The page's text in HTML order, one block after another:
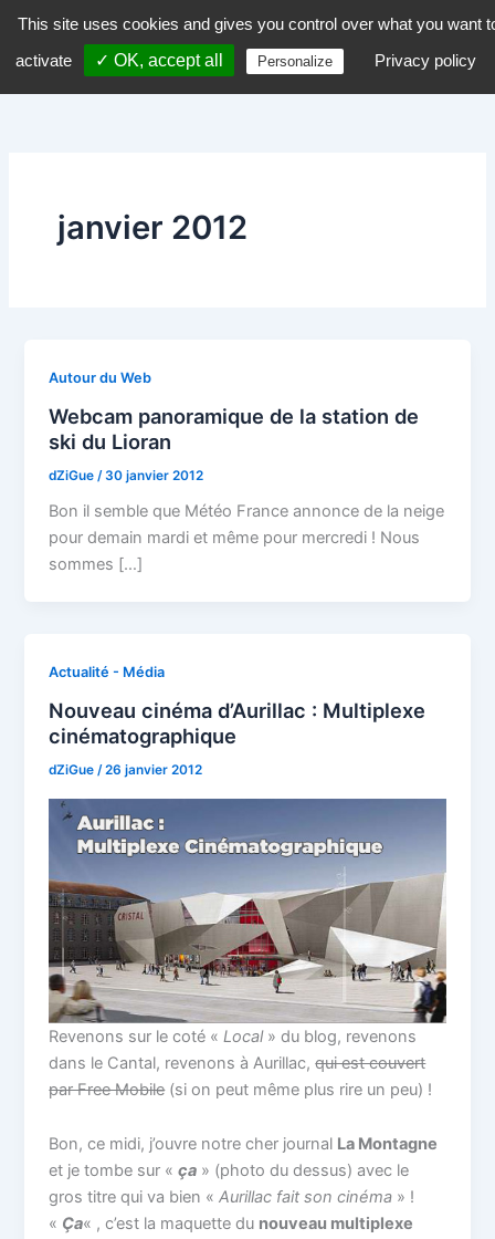
contenu
dZiGue
janvier 2012
Autour du Web
Webcam panoramique de la station de
ski du Lioran
dZiGue /30 janvier 2012
Bon il semble que Météo France annonce de la neige
pour demain mardi et même pour mercredi ! Nous
sommes […]
Actualité - Média
Nouveau cinéma d’Aurillac : Multiplexe
cinématographique
dZiGue/26 janvier 2012
Revenons sur le coté «Local» du blog, revenons
dans le Cantal, revenons à Aurillac,qui est couvert
par Free Mobile(si on peut même plus rire un peu) !
Bon, ce midi, j’ouvre notre cher journal La Montagne
et je tombe sur «ça » (photo du dessus) avec le
gros titre qui va bien «Aurillac fait son cinéma » !
« Ça« , c’est la maquette du nouveau multiplexe
This site uses cookies and gives you control over what you want
activate
✓ OK, accept all Personalize Privacy policy